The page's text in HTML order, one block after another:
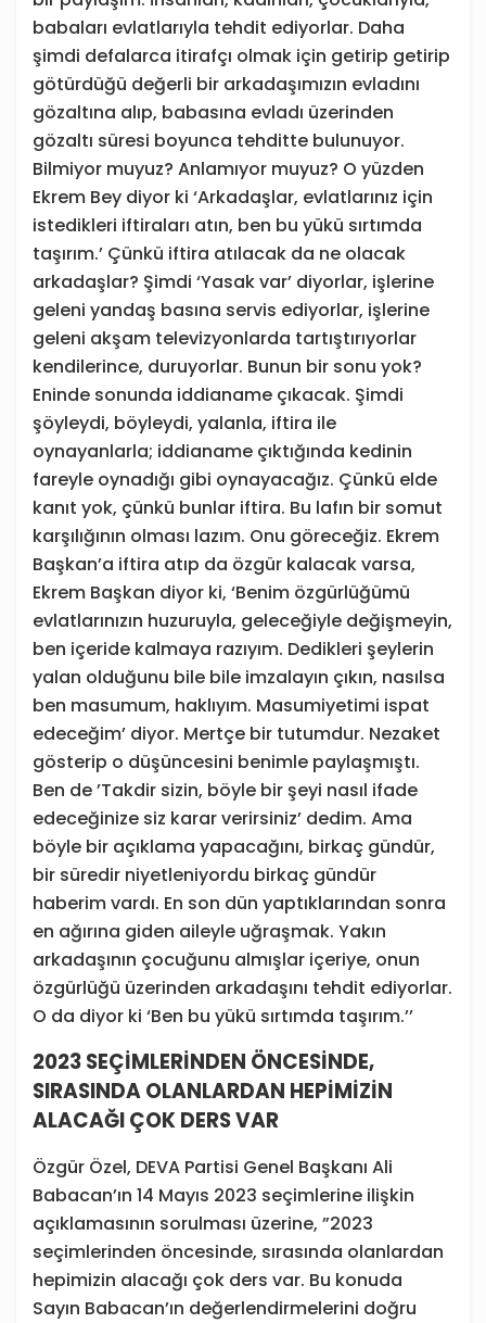
babaları evlatlarıyla tehdit ediyorlar. Daha
şimdi defalarca itirafçı olmak için getirip getirip
götürdüğü değerli bir arkadaşımızın evladını
gözaltına alıp, babasına evladı üzerinden
gözaltı süresi boyunca tehditte bulunuyor.
Bilmiyor muyuz? Anlamıyor muyuz? O yüzden
Ekrem Bey diyor ki ‘Arkadaşlar, evlatlarınız için
istedikleri iftiraları atın, ben bu yükü sırtımda
taşırım.’ Çünkü iftira atılacak da ne olacak
arkadaşlar? Şimdi ‘Yasak var’ diyorlar, işlerine
geleni yandaş basına servis ediyorlar, işlerine
geleni akşam televizyonlarda tartıştırıyorlar
kendilerince, duruyorlar. Bunun bir sonu yok?
Eninde sonunda iddianame çıkacak. Şimdi
şöyleydi, böyleydi, yalanla, iftira ile
oynayanlarla; iddianame çıktığında kedinin
fareyle oynadığı gibi oynayacağız. Çünkü elde
kanıt yok, çünkü bunlar iftira. Bu lafın bir somut
karşılığının olması lazım. Onu göreceğiz. Ekrem
Başkan’a iftira atıp da özgür kalacak varsa,
Ekrem Başkan diyor ki, ‘Benim özgürlüğümü
evlatlarınızın huzuruyla, geleceğiyle değişmeyin,
ben içeride kalmaya razıyım. Dedikleri şeylerin
yalan olduğunu bile bile imzalayın çıkın, nasılsa
ben masumum, haklıyım. Masumiyetimi ispat
edeceğim’ diyor. Mertçe bir tutumdur. Nezaket
gösterip o düşüncesini benimle paylaşmıştı.
Ben de ’Takdir sizin, böyle bir şeyi nasıl ifade
edeceğinize siz karar verirsiniz’ dedim. Ama
böyle bir açıklama yapacağını, birkaç gündür,
bir süredir niyetleniyordu birkaç gündür
haberim vardı. En son dün yaptıklarından sonra
en ağırına giden aileyle uğraşmak. Yakın
arkadaşının çocuğunu almışlar içeriye, onun
özgürlüğü üzerinden arkadaşını tehdit ediyorlar.
O da diyor ki ‘Ben bu yükü sırtımda taşırım.’’
2023 SEÇİMLERİNDEN ÖNCESİNDE,
SIRASINDA OLANLARDAN HEPİMİZİN
ALACAĞI ÇOK DERS VAR
Özgür Özel, DEVA Partisi Genel Başkanı Ali
Babacan’ın 14 Mayıs 2023 seçimlerine ilişkin
açıklamasının sorulması üzerine, ”2023
seçimlerinden öncesinde, sırasında olanlardan
hepimizin alacağı çok ders var. Bu konuda
Sayın Babacan’ın değerlendirmelerini doğru